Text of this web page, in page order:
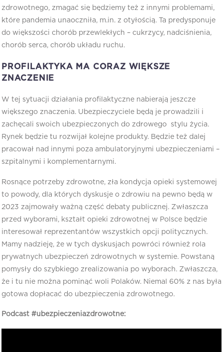
zdrowotnego, zmagać się będziemy też z innymi problemami,
które pandemia unaoczniła, m.in. z otyłością. Ta predysponuje
do większości chorób przewlekłych – cukrzycy, nadciśnienia,
chorób serca, chorób układu ruchu.
PROFILAKTYKA MA CORAZ WIĘKSZE
ZNACZENIE
W tej sytuacji działania profilaktyczne nabierają jeszcze
większego znaczenia. Ubezpieczyciele będą je prowadzili i
zachęcali swoich ubezpieczonych do zdrowego stylu życia.
Rynek będzie tu rozwijał kolejne produkty. Będzie też dalej
pracował nad innymi poza ambulatoryjnymi ubezpieczeniami –
szpitalnymi i komplementarnymi.
Rosnące potrzeby zdrowotne, zła kondycja opieki systemowej
to powody, dla których dyskusje o zdrowiu na pewno będą w
2023 zajmowały ważną część debaty publicznej. Zwłaszcza
przed wyborami, kształt opieki zdrowotnej w Polsce będzie
interesował reprezentantów wszystkich opcji politycznych.
Mamy nadzieję, że w tych dyskusjach powróci również rola
prywatnych ubezpieczeń zdrowotnych w systemie. Powstaną
pomysły do szybkiego zrealizowania po wyborach. Zwłaszcza,
że i tu nie można pominąć woli Polaków. Niemal 60% z nas była
gotowa dopłacać do ubezpieczenia zdrowotnego.
Podcast #ubezpieczeniazdrowotne: